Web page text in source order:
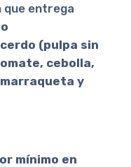
que entrega
(pulpa sin
cebolla,
y
mínimo en